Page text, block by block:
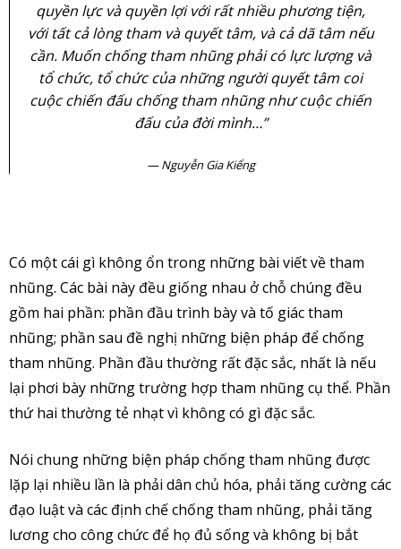
quyền lực và quyền lợi với rất nhiều phương tiện,
với tất cả lòng tham và quyết tâm, và cả dã tâm nếu
cần. Muốn chống tham nhũng phải có lực lượng và
tổ chức, tổ chức của những người quyết tâm coi
cuộc chiến đấu chống tham nhũng như cuộc chiến
đấu của đời mình…”
Nguyễn Gia Kiểng
Có một cái gì không ổn trong những bài viết về tham
nhũng. Các bài này đều giống nhau ở chỗ chúng đều
gồm hai phần: phần đầu trình bày và tố giác tham
nhũng; phần sau đề nghị những biện pháp để chống
tham nhũng. Phần đầu thường rất đặc sắc, nhất là nếu
lại phơi bày những trường hợp tham nhũng cụ thể. Phần
thứ hai thường tẻ nhạt vì không có gì đặc sắc.
Nói chung những biện pháp chống tham nhũng được
lặp lại nhiều lần là phải dân chủ hóa, phải tăng cường các
đạo luật và các định chế chống tham nhũng, phải tăng
lương cho công chức để họ đủ sống và không bị bắt